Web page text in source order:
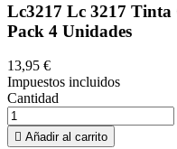
Lc3217 Lc 3217
Pack 4 Unidades
13,95 €
Impuestos incluidos
Cantidad
 Añadir al carrito